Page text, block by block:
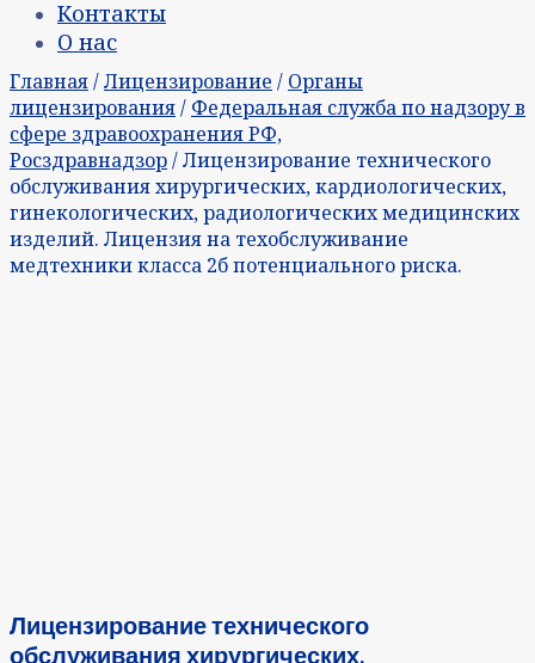
Контакты
О нас
Главная/Лицензирование / Органы
лицензирования/ Федеральная служба по надзору в
сфере здравоохранения РФ,
Росздравнадзор/ Лицензирование технического
обслуживания хирургических, кардиологических,
гинекологических, радиологических медицинских
изделий. Лицензия на техобслуживание
медтехники класса 2б потенциального риска.
Лицензирование технического
обслуживания хирургических,